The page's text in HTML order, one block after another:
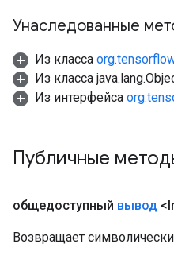
Унаследованные
Из класса
Из класса
Из интерфейса
Публичные
общедоступный вывод
Возвращает